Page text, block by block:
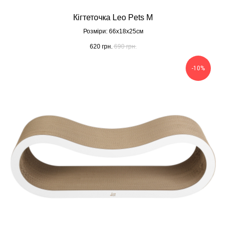
Кігтеточка Leo Pets M
Розміри: 66х18х25cм
620 грн. 690 грн.
-10%